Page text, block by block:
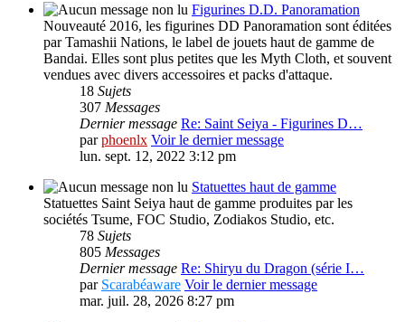
Figurines D.D. Panoramation
Nouveauté 2016, les figurines DD Panoramation sont éditées
par Tamashii Nations, le label de jouets haut de gamme de
Bandai. Elles sont plus petites que les Myth Cloth, et souvent
vendues avec divers accessoires et packs d'attaque.
18 Sujets
307 Messages
Dernier message Re: Saint Seiya - Figurines D…
parphoenlx Voir le dernier message
lun. sept. 12, 2022 3:12 pm
Statuettes haut de gamme
Statuettes Saint Seiya haut de gamme produites par les
sociétés Tsume, FOC Studio, Zodiakos Studio, etc.
78 Sujets
805 Messages
Dernier message Re: Shiryu du Dragon (série I…
par Scarabéaware Voir le dernier message
mar. juil. 28, 2026 8:27 pm